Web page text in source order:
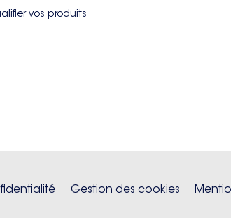
vos produits
Gestion des cookies